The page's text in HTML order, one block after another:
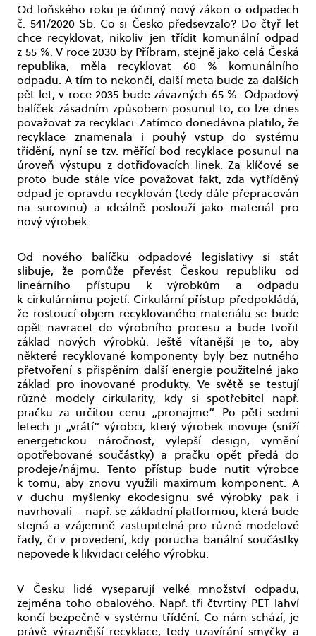
Od loňského roku je účinný nový zákon o odpadech
č. 541/2020 Sb. Co si Česko předsevzalo? Do čtyř let
chce recyklovat, nikoliv jen třídit komunální odpad
z 55 %. V roce 2030 by Příbram, stejně jako celá Česká
republika, měla recyklovat 60 % komunálního
odpadu. A tím to nekončí, další meta bude za dalších
pět let, v roce 2035 bude závazných 65 %. Odpadový
balíček zásadním způsobem posunul to, co lze dnes
považovat za recyklaci. Zatímco donedávna platilo, že
recyklace znamenala i pouhý vstup do systému
třídění, nyní se tzv. měřící bod recyklace posunul na
úroveň výstupu z dotřiďovacích linek. Za klíčové se
proto bude stále více považovat fakt, zda vytříděný
odpad je opravdu recyklován (tedy dále přepracován
na surovinu) a ideálně poslouží jako materiál pro
nový výrobek.
Od nového balíčku odpadové legislativy si stát
slibuje, že pomůže převést Českou republiku od
lineárního přístupu k výrobkům a odpadu
k cirkulárnímu pojetí. Cirkulární přístup předpokládá,
že rostoucí objem recyklovaného materiálu se bude
opět navracet do výrobního procesu a bude tvořit
základ nových výrobků. Ještě vítanější je to, aby
některé recyklované komponenty byly bez nutného
přetvoření s přispěním další energie použitelné jako
základ pro inovované produkty. Ve světě se testují
různé modely cirkularity, kdy si spotřebitel např.
pračku za určitou cenu „pronajme“. Po pěti sedmi
letech ji „vrátí“ výrobci, který výrobek inovuje (sníží
energetickou náročnost, vylepší design, vymění
opotřebované součástky) a pračku opět předá do
prodeje/nájmu. Tento přístup bude nutit výrobce
k tomu, aby znovu využili maximum komponent. A
v duchu myšlenky ekodesignu své výrobky pak i
navrhovali – např. se základní platformou, která bude
stejná a vzájemně zastupitelná pro různé modelové
řady, či v provedení, kdy porucha banální součástky
nepovede k likvidaci celého výrobku.
V Česku lidé vyseparují velké množství odpadu,
zejména toho obalového. Např. tři čtvrtiny PET lahví
končí bezpečně v systému třídění. Co nám schází, je
právě výraznější recyklace, tedy uzavírání smyčky a